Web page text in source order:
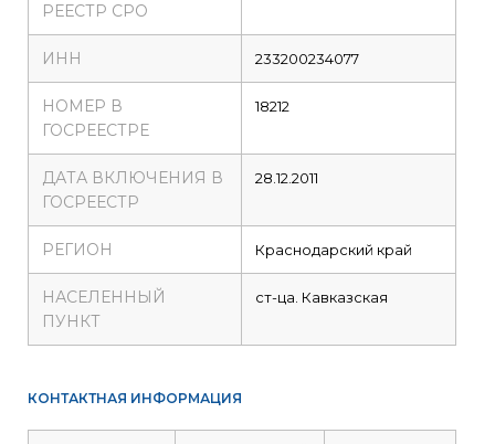
РЕЕСТР СРО
ИНН 233200234077
НОМЕР В
ГОСРЕЕСТРЕ
18212
ДАТА ВКЛЮЧЕНИЯ В
ГОСРЕЕСТР
28.12.2011
РЕГИОН Краснодарский край
НАСЕЛЕННЫЙ
ПУНКТ
ст-ца. Кавказская
КОНТАКТНАЯ ИНФОРМАЦИЯ